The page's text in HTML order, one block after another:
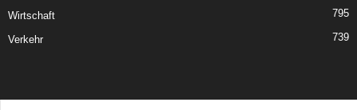
Wirtschaft 795
Verkehr 739